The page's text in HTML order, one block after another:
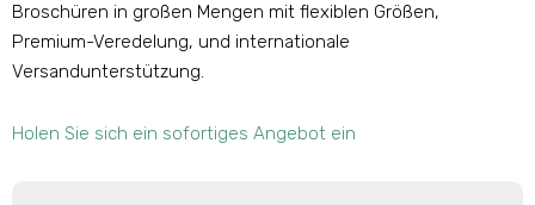
Broschüren in großen Mengen mit flexiblen Größen,
Premium-Veredelung, und internationale
Versandunterstützung.
Holen Sie sich ein sofortiges Angebot ein